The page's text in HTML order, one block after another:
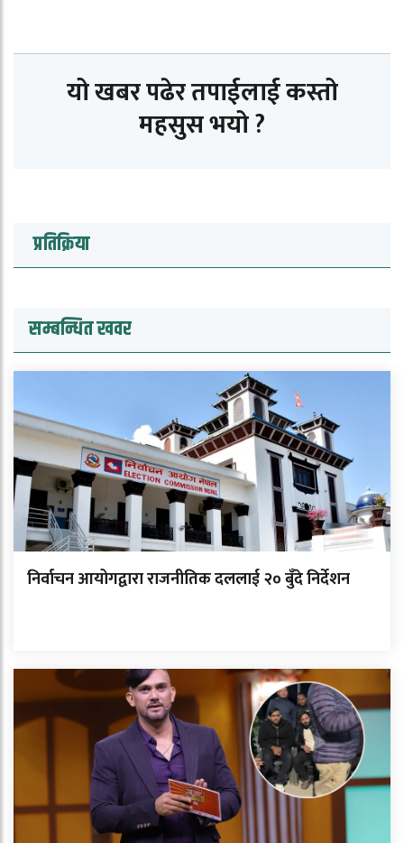
यो खबर पढेर तपाईलाई कस्तो
महसुस भयो ?
प्रतिक्रिया
सम्बन्धित खवर
निर्वाचन आयोगद्वारा राजनीतिक दललाई २० बुँदे निर्देशन